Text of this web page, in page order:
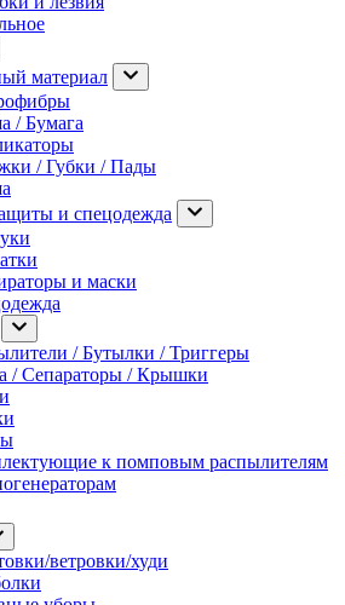
материал
/ Бумага
/ Губки / Пады
и спецодежда
и маски
/ Бутылки / Триггеры
/ Сепараторы / Крышки
к помповым распылителям
ветровки/худи